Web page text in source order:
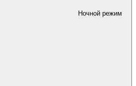
Ночной режим